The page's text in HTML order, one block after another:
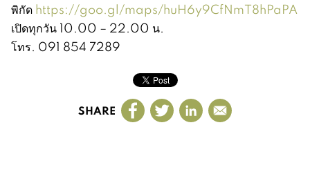
พิกัด https://goo.gl/maps/huH6y9CfNmT8hPaPA
เปิดทุกวัน 10.00 – 22.00 น.
โทร. 091 854 7289
SHARE